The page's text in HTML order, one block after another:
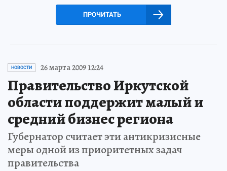
ПРОЧИТАТЬ
НОВОСТИ 26 марта 2009 12:24
Правительство Иркутской
области поддержит малый и
средний бизнес региона
Губернатор считает эти антикризисные
меры одной из приоритетных задач
правительства